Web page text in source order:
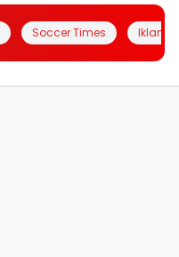
Soccer Times Iklanin